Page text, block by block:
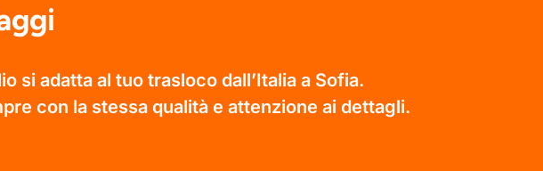
si adatta al tuo trasloco dall’Italia a Sofia.
con la stessa qualità e attenzione ai dettagli.